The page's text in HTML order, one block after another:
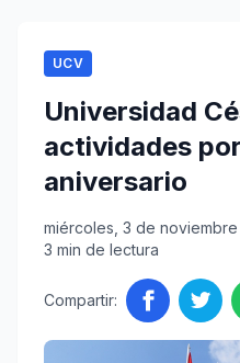
UCV
Universidad
actividades
aniversario
miércoles, 3 de noviembre
3 min de lectura
Compartir: